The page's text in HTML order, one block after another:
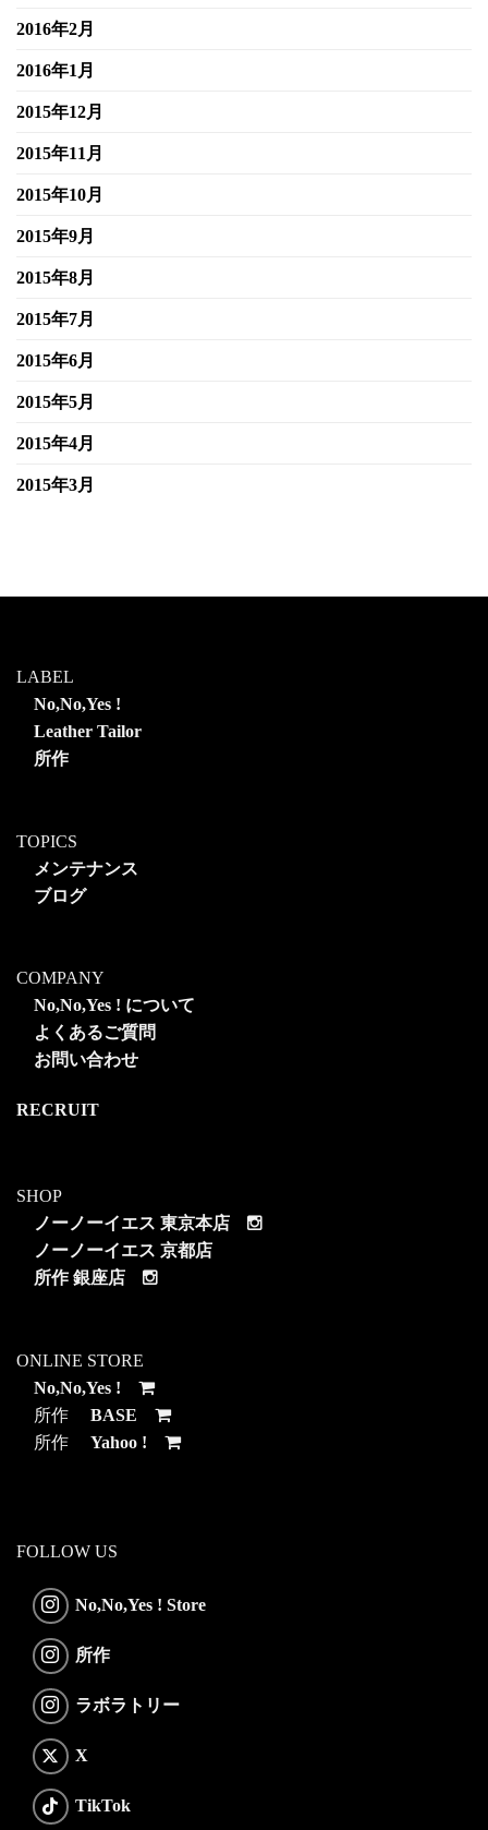
2016年2月
2016年1月
2015年12月
2015年11月
2015年10月
2015年9月
2015年8月
2015年7月
2015年6月
2015年5月
2015年4月
2015年3月
LABEL
No,No,Yes !
Leather Tailor
所作
TOPICS
メンテナンス
ブログ
COMPANY
No,No,Yes ! について
よくあるご質問
お問い合わせ
RECRUIT
SHOP
ノーノーイエス 東京本店
ノーノーイエス 京都店
所作 銀座店
ONLINE STORE
No,No,Yes !
所作 BASE
所作 Yahoo !
FOLLOW US
No,No,Yes ! Store
所作
ラボラトリー
X
TikTok